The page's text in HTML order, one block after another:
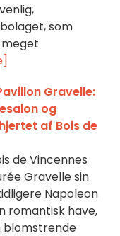
som
Gravelle:
og
af Bois de
de Vincennes
Gravelle sin
Napoleon
romantisk have,
blomstrende